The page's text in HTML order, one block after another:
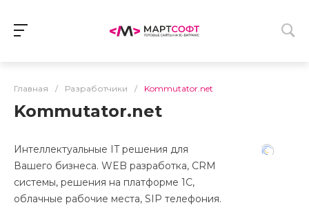
Главная / Разработчики / Kommutator.net
Kommutator.net
Интеллектуальные IT решения для
Вашего бизнеса. WEB разработка, CRM
системы, решения на платформе 1С,
облачные рабочие места, SIP телефония.